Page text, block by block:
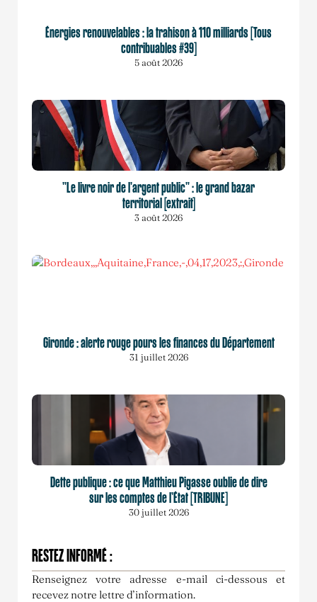
Énergies renouvelables : la trahison à 110 milliards [Tous
contribuables #39]
5 août 2026
"Le livre noir de l'argent public" : le grand bazar
territorial [extrait]
3 août 2026
Gironde : alerte rouge pours les finances du Département
31 juillet 2026
Dette publique : ce que Matthieu Pigasse oublie de dire
sur les comptes de l’État [TRIBUNE]
30 juillet 2026
RESTEZ INFORMÉ :
Renseignez votre adresse e-mail ci-dessous et
recevez notre lettre d’information.